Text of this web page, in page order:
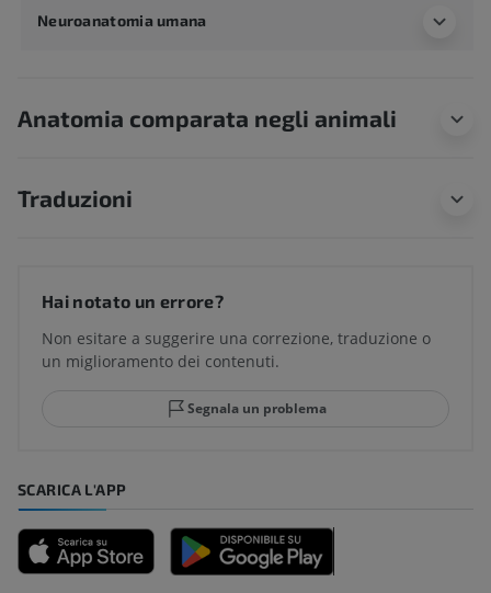
Neuroanatomia umana
Anatomia comparata negli animali
Traduzioni
Hai notato un errore?
Non esitare a suggerire una correzione, traduzione o
un miglioramento dei contenuti.
Segnala un problema
SCARICA L'APP